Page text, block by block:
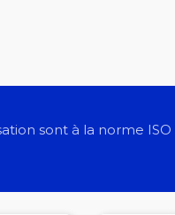
sont à la norme ISO